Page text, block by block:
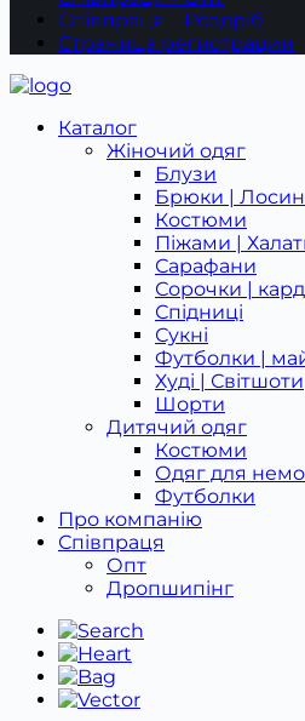
Співпраця – Роздріб
Страница регистрации
Каталог
Жіночий одяг
Блузи
Брюки |
Костюми
Піжами |
Сарафани
Сорочки |
Спідниці
Сукні
Футболки |
Худі | Світшоти
Шорти
Дитячий одяг
Костюми
Одяг для
Футболки
Про компанію
Співпраця
Опт
Дропшипінг